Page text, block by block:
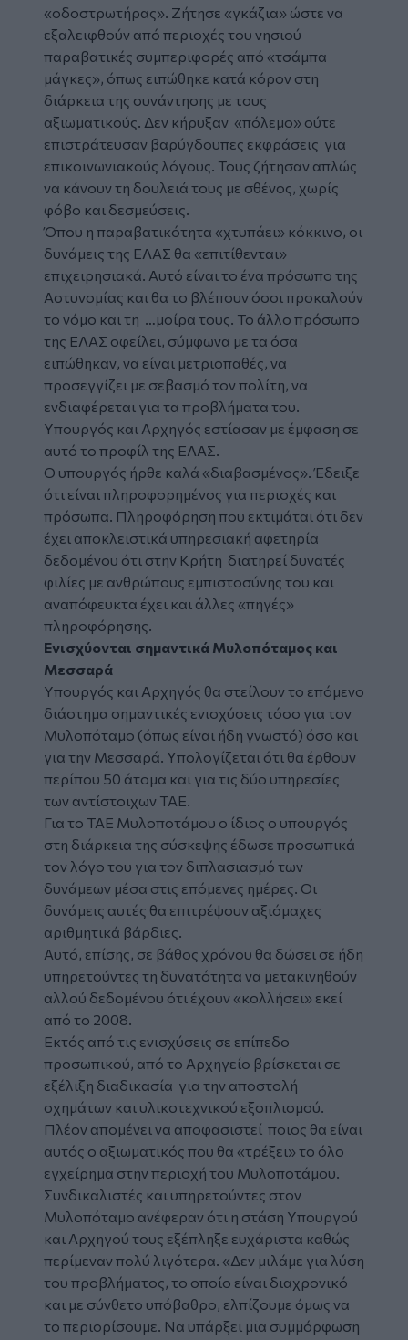
«οδοστρωτήρας». Ζήτησε «γκάζια» ώστε να
εξαλειφθούν από περιοχές του νησιού
παραβατικές συμπεριφορές από «τσάμπα
μάγκες», όπως ειπώθηκε κατά κόρον στη
διάρκεια της συνάντησης με τους
αξιωματικούς. Δεν κήρυξαν «πόλεμο» ούτε
επιστράτευσαν βαρύγδουπες εκφράσεις για
επικοινωνιακούς λόγους. Τους ζήτησαν απλώς
να κάνουν τη δουλειά τους με σθένος, χωρίς
φόβο και δεσμεύσεις.
Όπου η παραβατικότητα «χτυπάει» κόκκινο, οι
δυνάμεις της ΕΛΑΣ θα «επιτίθενται»
επιχειρησιακά. Αυτό είναι το ένα πρόσωπο της
Αστυνομίας και θα το βλέπουν όσοι προκαλούν
το νόμο και τη …μοίρα τους. Το άλλο πρόσωπο
της ΕΛΑΣ οφείλει, σύμφωνα με τα όσα
ειπώθηκαν, να είναι μετριοπαθές, να
προσεγγίζει με σεβασμό τον πολίτη, να
ενδιαφέρεται για τα προβλήματα του.
Υπουργός και Αρχηγός εστίασαν με έμφαση σε
αυτό το προφίλ της ΕΛΑΣ.
Ο υπουργός ήρθε καλά «διαβασμένος». Έδειξε
ότι είναι πληροφορημένος για περιοχές και
πρόσωπα. Πληροφόρηση που εκτιμάται ότι δεν
έχει αποκλειστικά υπηρεσιακή αφετηρία
δεδομένου ότι στην Κρήτη διατηρεί δυνατές
φιλίες με ανθρώπους εμπιστοσύνης του και
αναπόφευκτα έχει και άλλες «πηγές»
πληροφόρησης.
Ενισχύονται σημαντικά Μυλοπόταμος και
Μεσσαρά
Υπουργός και Αρχηγός θα στείλουν το επόμενο
διάστημα σημαντικές ενισχύσεις τόσο για τον
Μυλοπόταμο (όπως είναι ήδη γνωστό) όσο και
για την Μεσσαρά. Υπολογίζεται ότι θα έρθουν
περίπου 50 άτομα και για τις δύο υπηρεσίες
των αντίστοιχων ΤΑΕ.
Για το ΤΑΕ Μυλοποτάμου ο ίδιος ο υπουργός
στη διάρκεια της σύσκεψης έδωσε προσωπικά
τον λόγο του για τον διπλασιασμό των
δυνάμεων μέσα στις επόμενες ημέρες. Οι
δυνάμεις αυτές θα επιτρέψουν αξιόμαχες
αριθμητικά βάρδιες.
Αυτό, επίσης, σε βάθος χρόνου θα δώσει σε ήδη
υπηρετούντες τη δυνατότητα να μετακινηθούν
αλλού δεδομένου ότι έχουν «κολλήσει» εκεί
από το 2008.
Εκτός από τις ενισχύσεις σε επίπεδο
προσωπικού, από το Αρχηγείο βρίσκεται σε
εξέλιξη διαδικασία για την αποστολή
οχημάτων και υλικοτεχνικού εξοπλισμού.
Πλέον απομένει να αποφασιστεί ποιος θα είναι
αυτός ο αξιωματικός που θα «τρέξει» το όλο
εγχείρημα στην περιοχή του Μυλοποτάμου.
Συνδικαλιστές και υπηρετούντες στον
Μυλοπόταμο ανέφεραν ότι η στάση Υπουργού
και Αρχηγού τους εξέπληξε ευχάριστα καθώς
περίμεναν πολύ λιγότερα. «Δεν μιλάμε για λύση
του προβλήματος, το οποίο είναι διαχρονικό
και με σύνθετο υπόβαθρο, ελπίζουμε όμως να
το περιορίσουμε. Να υπάρξει μια συμμόρφωση